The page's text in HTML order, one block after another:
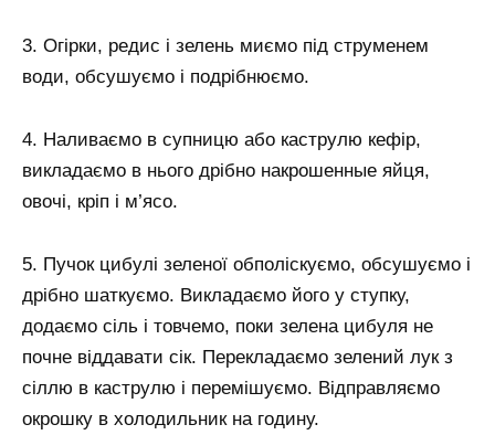
3. Огірки, редис і зелень миємо під струменем
води, обсушуємо і подрібнюємо.
4. Наливаємо в супницю або каструлю кефір,
викладаємо в нього дрібно накрошенные яйця,
овочі, кріп і м’ясо.
5. Пучок цибулі зеленої обполіскуємо, обсушуємо і
дрібно шаткуємо. Викладаємо його у ступку,
додаємо сіль і товчемо, поки зелена цибуля не
почне віддавати сік. Перекладаємо зелений лук з
сіллю в каструлю і перемішуємо. Відправляємо
окрошку в холодильник на годину.